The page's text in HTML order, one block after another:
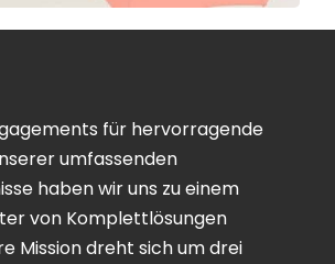
für hervorragende
umfassenden
haben wir uns zu einem
von Komplettlösungen
Mission dreht sich um drei